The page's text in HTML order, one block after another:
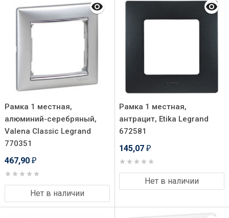
Рамка 1 местная,
алюминий-серебряный,
Valena Classic Legrand
770351
467,90 ₽
Нет в наличии
Рамка 1 местная,
антрацит, Etika Legrand
672581
145,07 ₽
Нет в наличии